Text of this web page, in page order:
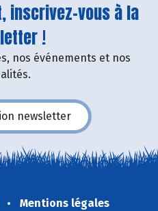
inscrivez-vous à la
!
nos événements et nos
newsletter
Mentions légales